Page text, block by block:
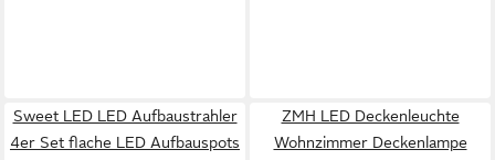
Sweet LED LED Aufbaustrahler
4er Set flache LED Aufbauspots
ZMH LED Deckenleuchte
Wohnzimmer Deckenlampe